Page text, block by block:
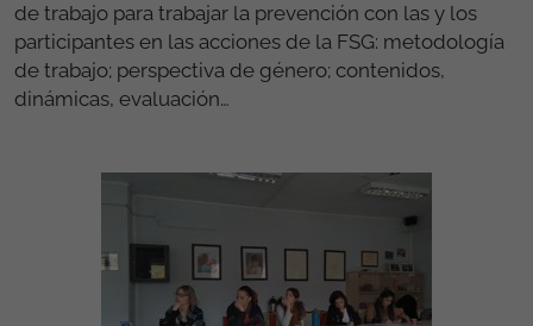
de trabajo para trabajar la prevención con las y los
participantes en las acciones de la FSG: metodología
de trabajo; perspectiva de género; contenidos,
dinámicas, evaluación…